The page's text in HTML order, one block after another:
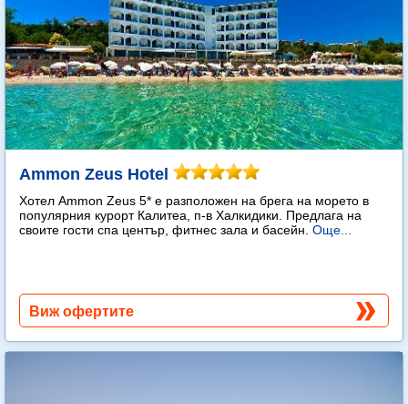
Ammon Zeus Hotel
Хотел Ammon Zeus 5* е разположен на брега на морето в
популярния курорт Калитеа, п-в Халкидики. Предлага на
своите гости спа център, фитнес зала и басейн. Още...
Виж офертите